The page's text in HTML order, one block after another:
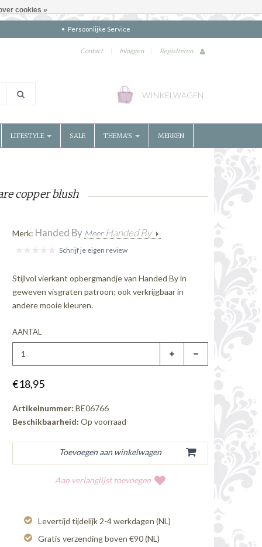
Persoonlijke Service
Contact | Inloggen | Registreren
WINKELWAGEN
LIFESTYLE SALE THEMA'S MERKEN
copper blush
Merk: Handed By Meer Handed By
Schrijf je eigen review
Stijlvol vierkant opbergmandje van Handed By in
geweven visgraten patroon; ook verkrijgbaar in
andere mooie kleuren.
AANTAL
€18,95
Artikelnummer: BE06766
Beschikbaarheid: Op voorraad
Aan verlanglijst toevoegen
Levertijd tijdelijk 2-4 werkdagen (NL)
Gratis verzending boven €90 (NL)
cookies »